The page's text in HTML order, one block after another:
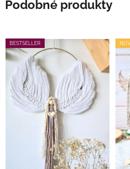
Podobné produkty
BESTSELLER